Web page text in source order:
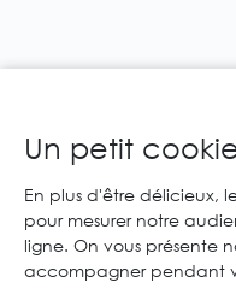
Un petit
En plus d'être délicieux,
pour mesurer notre
ligne. On vous présente
accompagner pendant